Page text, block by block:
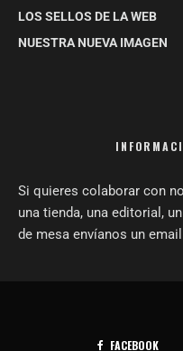
LOS SELLOS DE LA WEB
NUESTRA NUEVA IMAGEN
Si quieres colaborar con
una tienda, una editorial,
de mesa envíanos un
FACEBOOK